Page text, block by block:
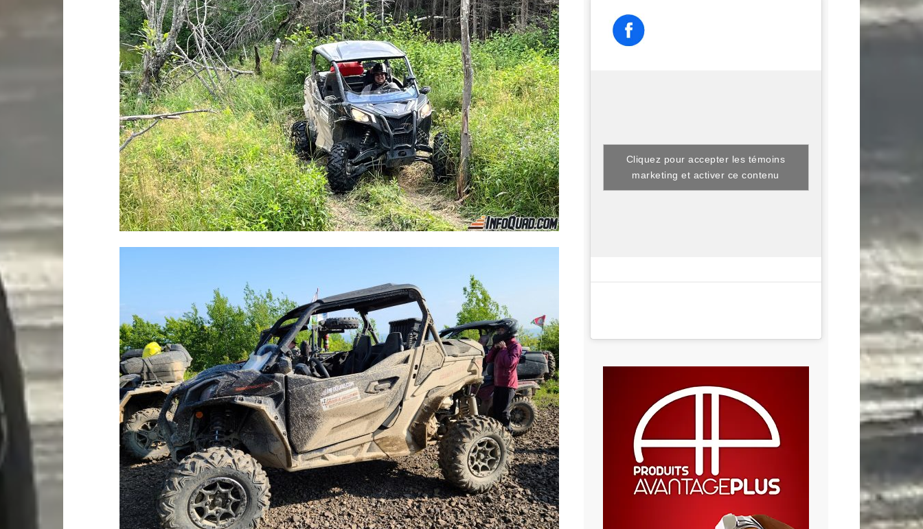
Cliquez pour accepter les témoins
marketing et activer ce contenu